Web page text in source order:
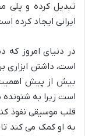
تبدیل کرده و پلی
ایرانی ایجاد کرده
در دنیای امروز که
است، داشتن
بیش از پیش اهمیت
است زیرا به شنونده
قلب موسیقی نفوذ
به او کمک می کند